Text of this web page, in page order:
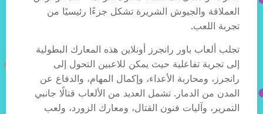
العملاقة والجيوش الشريرة تشكل جزءًا رئيسيًا من
تجربة اللعب.
تجلب ألعاب باور رانجرز أونلاين هذه المعارك البطولية
إلى تجربة تفاعلية حيث يمكن للاعبين التحول إلى
رانجرز، ومحاربة الأعداء، وإكمال المهام، والدفاع عن
المدن من الدمار. تشمل العديد من الألعاب قتالًا جانبي
التمرير، وآليات فنون القتال، ومعارك الزورد، ولعب